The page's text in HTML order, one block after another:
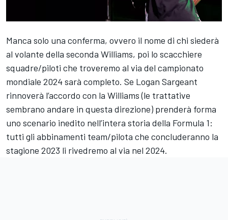
Manca solo una conferma, ovvero il nome di chi siederà
al volante della seconda Williams, poi lo scacchiere
squadre/piloti che troveremo al via del campionato
mondiale 2024 sarà completo. Se Logan Sargeant
rinnoverà l’accordo con la Williams (le trattative
sembrano andare in questa direzione) prenderà forma
uno scenario inedito nell’intera storia della Formula 1:
tutti gli abbinamenti team/pilota che concluderanno la
stagione 2023 li rivedremo al via nel 2024.